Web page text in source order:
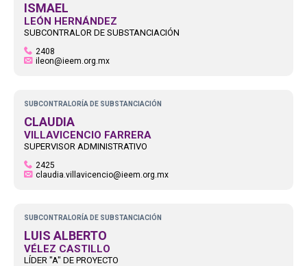
ISMAEL
LEÓN HERNÁNDEZ
SUBCONTRALOR DE SUBSTANCIACIÓN
2408
ileon@ieem.org.mx
SUBCONTRALORÍA DE SUBSTANCIACIÓN
CLAUDIA
VILLAVICENCIO FARRERA
SUPERVISOR ADMINISTRATIVO
2425
claudia.villavicencio@ieem.org.mx
SUBCONTRALORÍA DE SUBSTANCIACIÓN
LUIS ALBERTO
VÉLEZ CASTILLO
LÍDER "A" DE PROYECTO